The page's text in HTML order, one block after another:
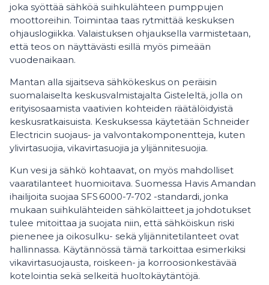
joka syöttää sähköä suihkulähteen pumppujen
moottoreihin. Toimintaa taas rytmittää keskuksen
ohjauslogiikka. Valaistuksen ohjauksella varmistetaan,
että teos on näyttävästi esillä myös pimeään
vuodenaikaan.
Mantan alla sijaitseva sähkökeskus on peräisin
suomalaiselta keskusvalmistajalta Gisteleltä, jolla on
erityisosaamista vaativien kohteiden räätälöidyistä
keskusratkaisuista. Keskuksessa käytetään Schneider
Electricin suojaus- ja valvontakomponentteja, kuten
ylivirtasuojia, vikavirtasuojia ja ylijännitesuojia.
Kun vesi ja sähkö kohtaavat, on myös mahdolliset
vaaratilanteet huomioitava. Suomessa Havis Amandan
ihailijoita suojaa SFS 6000-7-702 -standardi, jonka
mukaan suihkulähteiden sähkölaitteet ja johdotukset
tulee mitoittaa ja suojata niin, että sähköiskun riski
pienenee ja oikosulku- sekä ylijännitetilanteet ovat
hallinnassa. Käytännössä tämä tarkoittaa esimerkiksi
vikavirtasuojausta, roiskeen- ja korroosionkestävää
kotelointia sekä selkeitä huoltokäytäntöjä.